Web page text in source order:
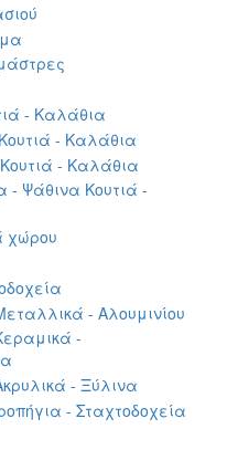
- Καλάθια
- Καλάθια
- Καλάθια
Ψάθινα Κουτιά -
χώρου
- Αλουμινίου
-
- Ξύλινα
- Σταχτοδοχεία